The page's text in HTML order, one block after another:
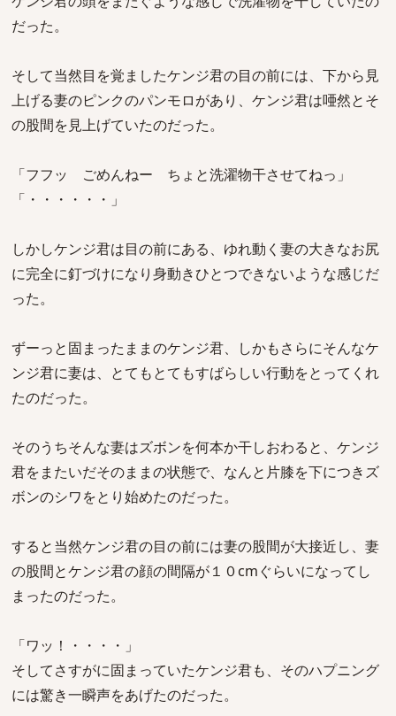
だった。
そして当然目を覚ましたケンジ君の目の前には、下から見
上げる妻のピンクのパンモロがあり、ケンジ君は唖然とそ
の股間を見上げていたのだった。
「フフッ ごめんねー ちょと洗濯物干させてねっ」
「・・・・・・」
しかしケンジ君は目の前にある、ゆれ動く妻の大きなお尻
に完全に釘づけになり身動きひとつできないような感じだ
った。
ずーっと固まったままのケンジ君、しかもさらにそんなケ
ンジ君に妻は、とてもとてもすばらしい行動をとってくれ
たのだった。
そのうちそんな妻はズボンを何本か干しおわると、ケンジ
君をまたいだそのままの状態で、なんと片膝を下につきズ
ボンのシワをとり始めたのだった。
すると当然ケンジ君の目の前には妻の股間が大接近し、妻
の股間とケンジ君の顔の間隔が１０cmぐらいになってし
まったのだった。
「ワッ！・・・・」
そしてさすがに固まっていたケンジ君も、そのハプニング
には驚き一瞬声をあげたのだった。